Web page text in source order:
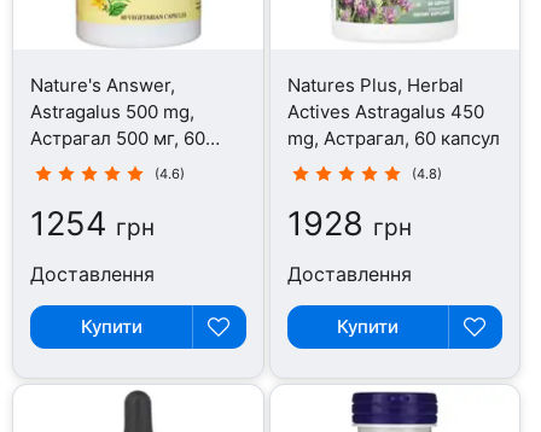
Nature's Answer,
Astragalus 500 mg,
Астрагал 500 мг, 60
капсул
(4.6)
1254 грн
Доставлення
Купити
Natures Plus, Herbal
Actives Astragalus 450
mg, Астрагал, 60 капсул
(4.8)
1928 грн
Доставлення
Купити